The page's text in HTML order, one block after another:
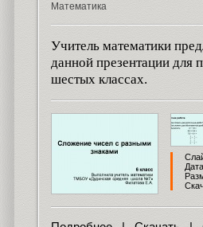
Математика
Учитель математики
данной презентации для
шестых классах.